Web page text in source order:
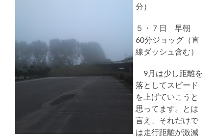
分）
５・７日 早朝
60分ジョッグ（直
線ダッシュ含む）
9月は少し距離を
落としてスピード
を上げていこうと
思ってます。とは
言え、それだけで
は走行距離が激減